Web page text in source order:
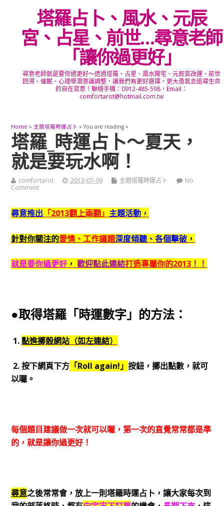
塔羅占卜、風水、元辰
宮、占星、前世…尋意老師
「讓你過更好」
尋意老師就是要你過更好～透過塔羅、占星、風水陽宅、元辰宮改運、前世
回溯、催眠、心理學潛意識調整，讓我們有更好選擇，更大勇氣去追尋生命
的自在寫意！聯絡手機：0912-485-598，Email：
comfortarot@hotmail.com.tw
Home » 主題塔羅時運占卜 » You are reading »
塔羅_時運占卜～夏天，
就是要玩水啊！
comfortarot 2013-07-09 主題塔羅時運占卜
No
Comment
尋意推出 「2013翻上兩翻」 主題活動，
針對你關注的愛情、工作議題深度傾聽、各個擊破，
就是要你過更好， 歡迎點此連結打造專屬你的2013！！
●取得塔羅「時運數字」的方法：
1.點進擲骰網站（如左連結）
2. 按下網頁下方「Roll again!」 按鈕，擲出點數，就可
以囉。
每個題目建議做一次就可以囉，第一次的直覺常常都是準
的，就是讓你過更好！
尋意之後常常會，放上一則塔羅時運占卜，讓大家每次到